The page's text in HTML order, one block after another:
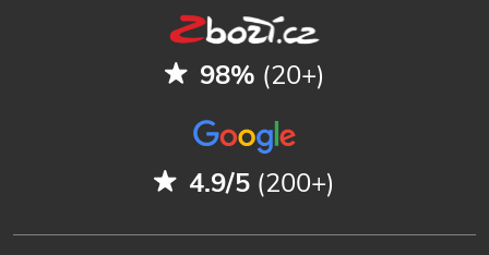
98% (20+)
4.9/5 (200+)